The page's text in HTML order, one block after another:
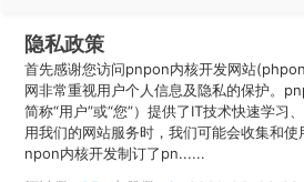
隐私政策
首先感谢您访问pnpon内核开发网站
网非常重视用户个人信息及隐私的保护。
简称“用户”或“您”）提供了IT技术快速学习
用我们的网站服务时，我们可能会收集和
npon内核开发制订了pn......